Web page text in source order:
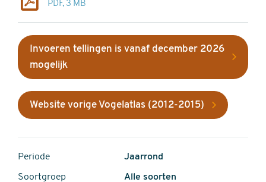
PDF, 3 MB
Invoeren tellingen is vanaf december 2026
mogelijk
Website vorige Vogelatlas (2012-2015)
Periode Jaarrond
Soortgroep Alle soorten